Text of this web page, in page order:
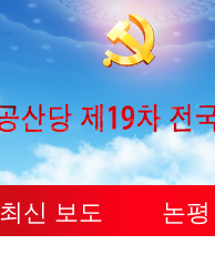
최신 보도 논평